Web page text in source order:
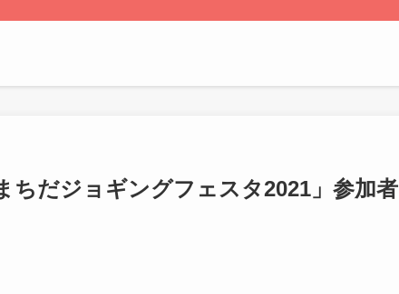
ちだジョギングフェスタ2021」参加者